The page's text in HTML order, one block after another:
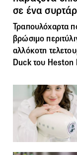
σε ένα
Τραπουλόχαρτα
βρώσιμο
αλλόκοτη
Duck του